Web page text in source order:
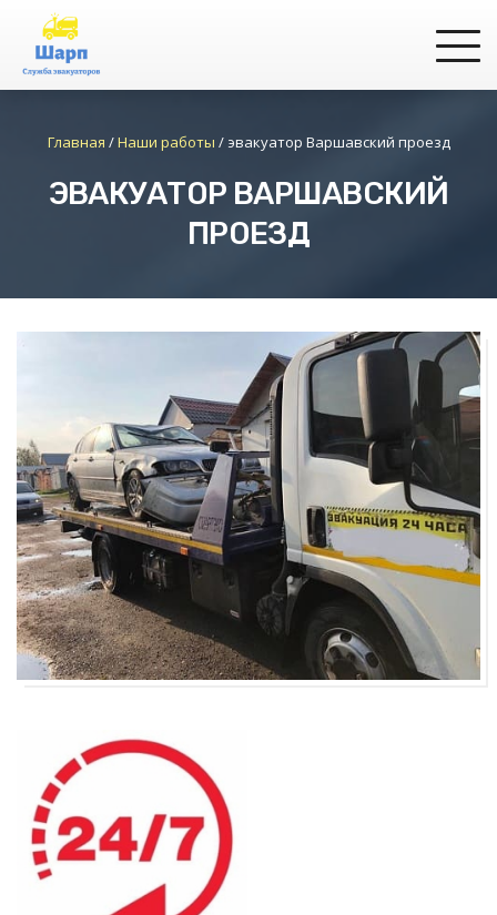
Главная /Наши работы / эвакуатор Варшавский проезд
ЭВАКУАТОР ВАРШАВСКИЙ
ПРОЕЗД